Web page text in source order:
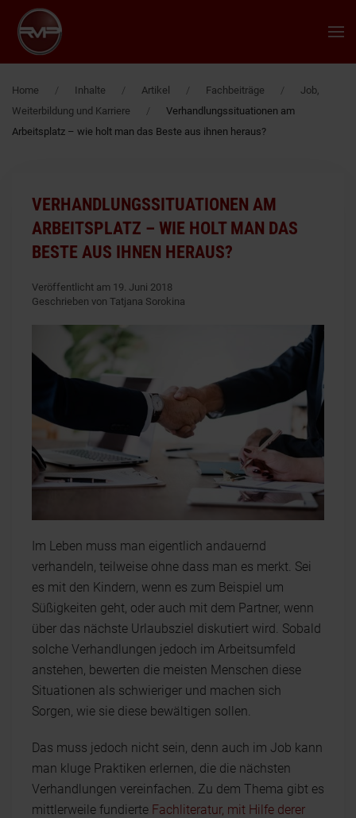
Zum Hauptinhalt springen
Home Inhalte Artikel Fachbeiträge
Job,
Weiterbildung und Karriere
Verhandlungssituationen am
Arbeitsplatz – wie holt man das Beste aus ihnen heraus?
VERHANDLUNGSSITUATIONEN AM
ARBEITSPLATZ – WIE HOLT MAN DAS
BESTE AUS IHNEN HERAUS?
Veröffentlicht am 19. Juni 2018
Geschrieben von Tatjana Sorokina
Im Leben muss man eigentlich andauernd
verhandeln, teilweise ohne dass man es merkt. Sei
es mit den Kindern, wenn es zum Beispiel um
Süßigkeiten geht, oder auch mit dem Partner, wenn
über das nächste Urlaubsziel diskutiert wird. Sobald
solche Verhandlungen jedoch im Arbeitsumfeld
anstehen, bewerten die meisten Menschen diese
Situationen als schwieriger und machen sich
Sorgen, wie sie diese bewältigen sollen.
Das muss jedoch nicht sein, denn auch im Job kann
man kluge Praktiken erlernen, die die nächsten
Verhandlungen vereinfachen. Zu dem Thema gibt es
mittlerweile fundierte Fachliteratur, mit Hilfe derer